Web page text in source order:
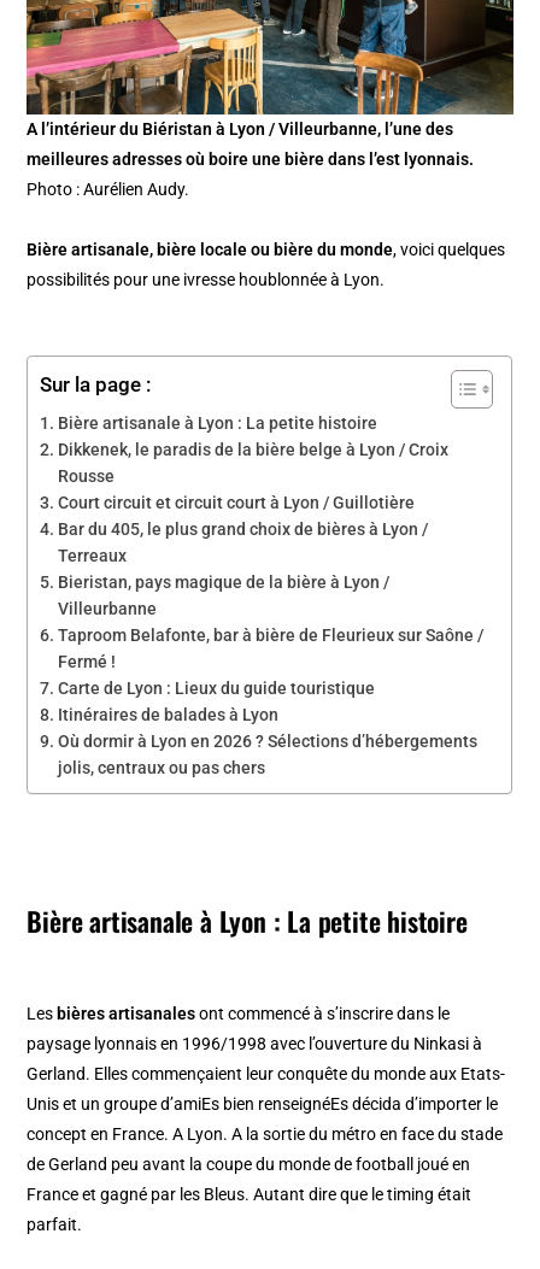
A l’intérieur du Biéristan à Lyon / Villeurbanne, l’une des
meilleures adresses où boire une bière dans l’est lyonnais.
Photo : Aurélien Audy.
Bière artisanale, bière locale ou bière du monde, voici quelques
possibilités pour une ivresse houblonnée à Lyon.
Sur la page :
Bière artisanale à Lyon : La petite histoire
Dikkenek, le paradis de la bière belge à Lyon / Croix
Rousse
Court circuit et circuit court à Lyon / Guillotière
Bar du 405, le plus grand choix de bières à Lyon /
Terreaux
Bieristan, pays magique de la bière à Lyon /
Villeurbanne
Taproom Belafonte, bar à bière de Fleurieux sur Saône /
Fermé !
Carte de Lyon : Lieux du guide touristique
Itinéraires de balades à Lyon
Où dormir à Lyon en 2026 ? Sélections d’hébergements
jolis, centraux ou pas chers
Bière artisanale à Lyon : La petite histoire
Les bières artisanalesont commencé à s’inscrire dans le
paysage lyonnais en 1996/1998 avec l’ouverture du Ninkasi à
Gerland. Elles commençaient leur conquête du monde aux Etats-
Unis et un groupe d’amiEs bien renseignéEs décida d’importer le
concept en France. A Lyon. A la sortie du métro en face du stade
de Gerland peu avant la coupe du monde de football joué en
France et gagné par les Bleus. Autant dire que le timing était
parfait.